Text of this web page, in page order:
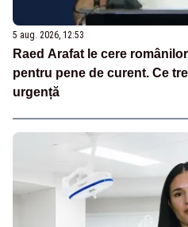
5 aug. 2026, 12:53
Raed Arafat le cere
pentru pene de curent. Ce
urgență